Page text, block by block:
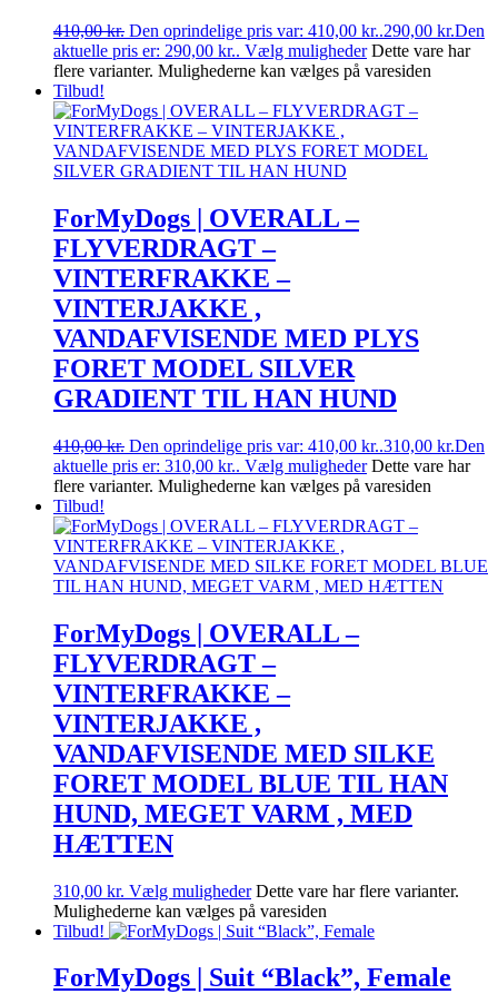
410,00kr. Den oprindelige pris var: 410,00 kr..290,00 kr.Den
aktuelle pris er: 290,00 kr.. Vælg muligheder Dette vare har
flere varianter. Mulighederne kan vælges på varesiden
Tilbud!
ForMyDogs | OVERALL –
FLYVERDRAGT –
VINTERFRAKKE –
VINTERJAKKE ,
VANDAFVISENDE MED PLYS
FORET MODEL SILVER
GRADIENT TIL HAN HUND
410,00kr. Den oprindelige pris var: 410,00 kr..310,00 kr.Den
aktuelle pris er: 310,00 kr.. Vælg muligheder Dette vare har
flere varianter. Mulighederne kan vælges på varesiden
Tilbud!
ForMyDogs | OVERALL –
FLYVERDRAGT –
VINTERFRAKKE –
VINTERJAKKE ,
VANDAFVISENDE MED SILKE
FORET MODEL BLUE TIL HAN
HUND, MEGET VARM , MED
HÆTTEN
310,00 kr. Vælg muligheder Dette vare har flere varianter.
Mulighederne kan vælges på varesiden
Tilbud!
ForMyDogs | Suit “Black”, Female